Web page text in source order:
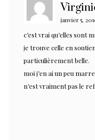
janvier 5,
c’est vrai qu’elles sont
je trouve celle en
particulièrement belle.
moi j’en ai un peu
n’est vraiment pas le